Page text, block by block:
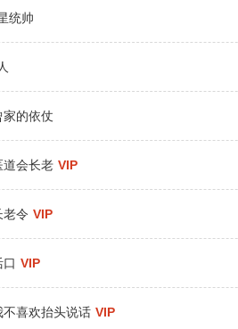
统帅
的依仗
道会长老 VIP
老令 VIP
VIP
喜欢抬头说话 VIP